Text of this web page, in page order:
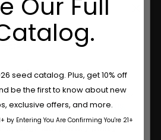
Loja
na UE
Aged 18 Or Over?
of our website is reserved for
Please see Terms & Conditions.
seed catalog. Plus, get 10% off
be the first to know about new
exclusive offers, and more.
by Entering You Are Confirming You're 21+